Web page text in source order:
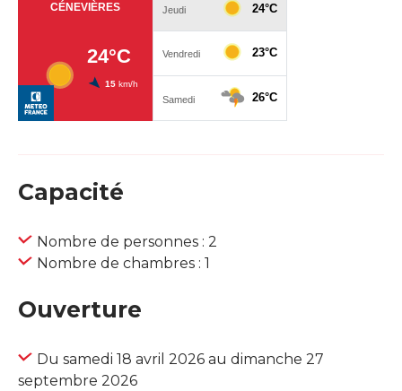
Capacité
Nombre de personnes : 2
Nombre de chambres : 1
Ouverture
Du samedi 18 avril 2026 au dimanche 27
septembre 2026